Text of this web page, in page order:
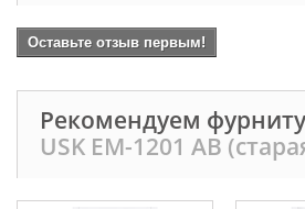
Оставьте отзыв первым!
Рекомендуем
USK EM-1201 AB